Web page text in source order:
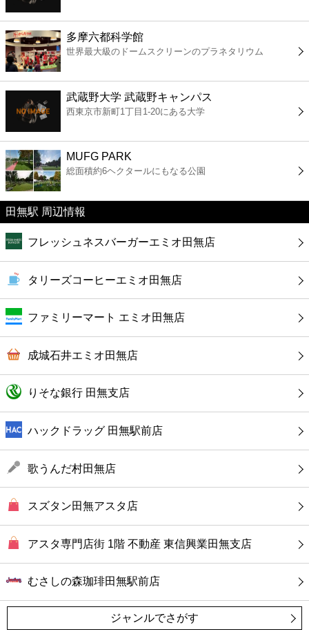
書店
ファミレス
ファーストフード
カフェ
ショッピング
銀行
公共
病院
多摩六都科学館
世界最大級のドームスクリーンのプラネタリウム
武蔵野大学 武蔵野キャンパス
西東京市新町1丁目1-20にある大学
MUFG PARK
総面積約6ヘクタールにもなる公園
田無駅 周辺情報
フレッシュネスバーガーエミオ田無店
タリーズコーヒーエミオ田無店
ファミリーマート エミオ田無店
成城石井エミオ田無店
りそな銀行 田無支店
ハックドラッグ 田無駅前店
歌うんだ村田無店
スズタン田無アスタ店
アスタ専門店街 1階 不動産 東信興業田無支店
むさしの森珈琲田無駅前店
ジャンルでさがす